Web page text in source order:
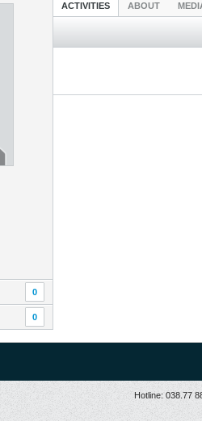
0
0
ACTIVITIES ABOUT
Hotline: 038.77